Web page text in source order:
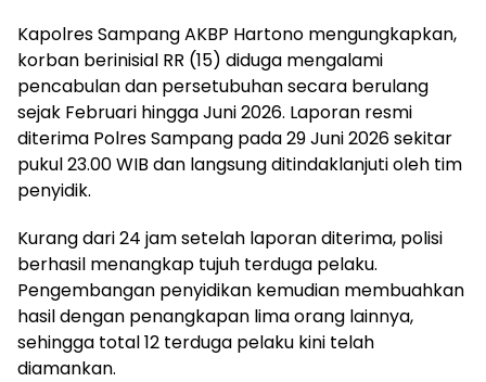
Kapolres Sampang AKBP Hartono mengungkapkan,
korban berinisial RR (15) diduga mengalami
pencabulan dan persetubuhan secara berulang
sejak Februari hingga Juni 2026. Laporan resmi
diterima Polres Sampang pada 29 Juni 2026 sekitar
pukul 23.00 WIB dan langsung ditindaklanjuti oleh tim
penyidik.
Kurang dari 24 jam setelah laporan diterima, polisi
berhasil menangkap tujuh terduga pelaku.
Pengembangan penyidikan kemudian membuahkan
hasil dengan penangkapan lima orang lainnya,
sehingga total 12 terduga pelaku kini telah
diamankan.